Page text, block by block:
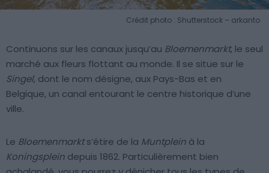
Crédit photo : Shutterstock – arkanto
Continuons sur les canaux jusqu’au Bloemenmarkt, le seul
marché aux fleurs flottant au monde. Il se situe sur le
Singel, dont le nom désigne, aux Pays-Bas et en
Belgique, un canal entourant le centre historique d’une
ville.
Le Bloemenmarkts’étire de la Muntplein à la
Koningsplein depuis 1862. Particulièrement bien